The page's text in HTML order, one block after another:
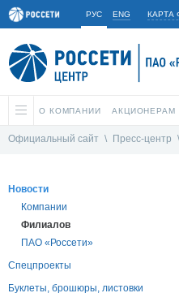
РУС ENG КАРТА
О КОМПАНИИ АКЦИОНЕРАМ
Официальный сайт \ Пресс-центр \
Новости
Компании
Филиалов
ПАО «Россети»
Спецпроекты
Буклеты, брошюры, листовки